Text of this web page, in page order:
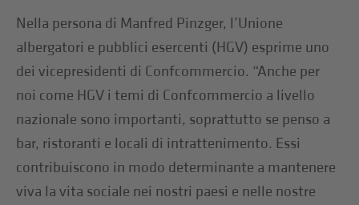
Nella persona di Manfred Pinzger, l’Unione
albergatori e pubblici esercenti (HGV) esprime uno
dei vicepresidenti di Confcommercio. “Anche per
noi come HGV i temi di Confcommercio a livello
nazionale sono importanti, soprattutto se penso a
bar, ristoranti e locali di intrattenimento. Essi
contribuiscono in modo determinante a mantenere
viva la vita sociale nei nostri paesi e nelle nostre